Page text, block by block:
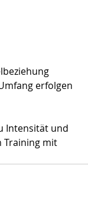
erfolgen
Intensität und
Training mit